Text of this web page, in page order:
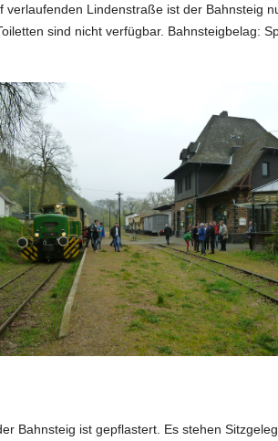
Lindenstraße ist der Bahnsteig
sind nicht verfügbar. Bahnsteigbelag:
Bahnsteig ist gepflastert. Es stehen